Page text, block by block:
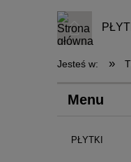
Jesteś w: »
Menu
PŁYTKI